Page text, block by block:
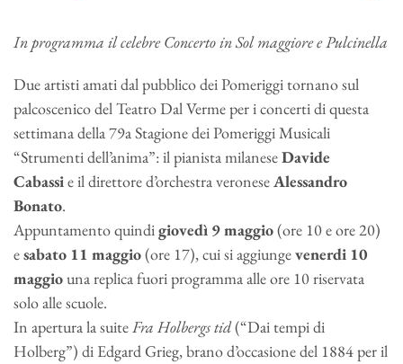
In programma il celebre Concerto in Sol maggiore e Pulcinella
Due artisti amati dal pubblico dei Pomeriggi tornano sul
palcoscenico del Teatro Dal Verme per i concerti di questa
settimana della 79a Stagione dei Pomeriggi Musicali
“Strumenti dell’anima”: il pianista milaneseDavide
Cabassie il direttore d’orchestra veroneseAlessandro
Bonato.
Appuntamento quindigiovedì 9 maggio(ore 10 e ore 20)
esabato 11 maggio(ore 17), cui si aggiungevenerdi 10
maggiouna replica fuori programma alle ore 10 riservata
solo alle scuole.
In apertura la suiteFra Holbergs tid(“Dai tempi di
Holberg”) di Edgard Grieg, brano d’occasione del 1884 per il